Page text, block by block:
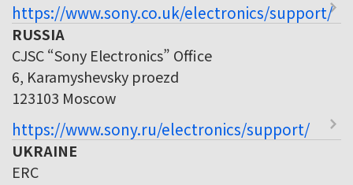
https://www.sony.co.uk/electronics/support/
RUSSIA
CJSC “Sony Electronics” Office
6, Karamyshevsky proezd
123103 Moscow
https://www.sony.ru/electronics/support/
UKRAINE
ERC